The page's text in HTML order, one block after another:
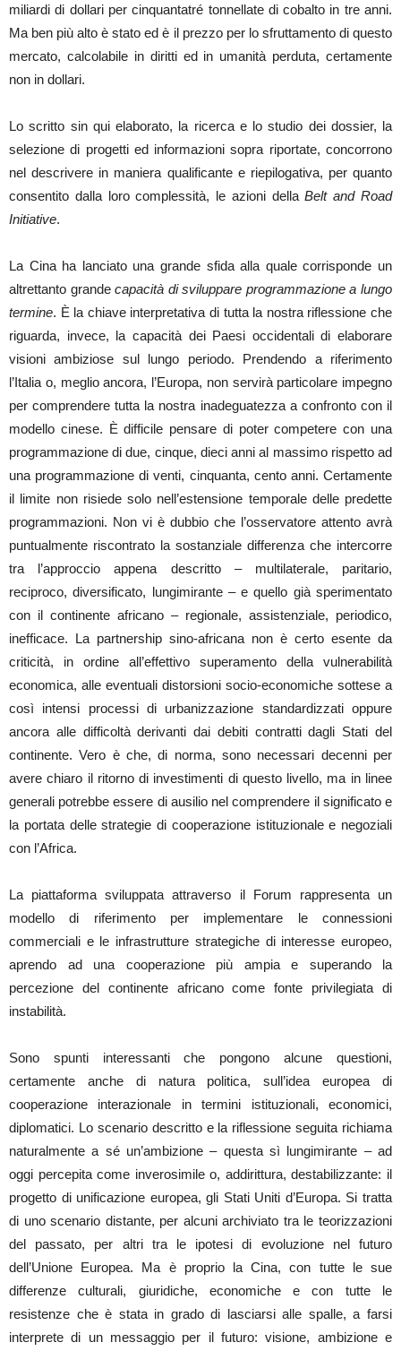
miliardi di dollari per cinquantatré tonnellate di cobalto in tre anni.
Ma ben più alto è stato ed è il prezzo per lo sfruttamento di questo
mercato, calcolabile in diritti ed in umanità perduta, certamente
non in dollari.
Lo scritto sin qui elaborato, la ricerca e lo studio dei dossier, la
selezione di progetti ed informazioni sopra riportate, concorrono
nel descrivere in maniera qualificante e riepilogativa, per quanto
consentito dalla loro complessità, le azioni dellaBelt and Road
Initiative.
La Cina ha lanciato una grande sfida alla quale corrisponde un
altrettanto grandecapacità di sviluppare programmazione a lungo
termine. È la chiave interpretativa di tutta la nostra riflessione che
riguarda, invece, la capacità dei Paesi occidentali di elaborare
visioni ambiziose sul lungo periodo. Prendendo a riferimento
l’Italia o, meglio ancora, l’Europa, non servirà particolare impegno
per comprendere tutta la nostra inadeguatezza a confronto con il
modello cinese. È difficile pensare di poter competere con una
programmazione di due, cinque, dieci anni al massimo rispetto ad
una programmazione di venti, cinquanta, cento anni. Certamente
il limite non risiede solo nell’estensione temporale delle predette
programmazioni. Non vi è dubbio che l’osservatore attento avrà
puntualmente riscontrato la sostanziale differenza che intercorre
tra l’approccio appena descritto – multilaterale, paritario,
reciproco, diversificato, lungimirante – e quello già sperimentato
con il continente africano – regionale, assistenziale, periodico,
inefficace. La partnership sino-africana non è certo esente da
criticità, in ordine all’effettivo superamento della vulnerabilità
economica, alle eventuali distorsioni socio-economiche sottese a
così intensi processi di urbanizzazione standardizzati oppure
ancora alle difficoltà derivanti dai debiti contratti dagli Stati del
continente. Vero è che, di norma, sono necessari decenni per
avere chiaro il ritorno di investimenti di questo livello, ma in linee
generali potrebbe essere di ausilio nel comprendere il significato e
la portata delle strategie di cooperazione istituzionale e negoziali
con l’Africa.
La piattaforma sviluppata attraverso il Forum rappresenta un
modello di riferimento per implementare le connessioni
commerciali e le infrastrutture strategiche di interesse europeo,
aprendo ad una cooperazione più ampia e superando la
percezione del continente africano come fonte privilegiata di
instabilità.
Sono spunti interessanti che pongono alcune questioni,
certamente anche di natura politica, sull’idea europea di
cooperazione interazionale in termini istituzionali, economici,
diplomatici. Lo scenario descritto e la riflessione seguita richiama
naturalmente a sé un’ambizione – questa sì lungimirante – ad
oggi percepita come inverosimile o, addirittura, destabilizzante: il
progetto di unificazione europea, gli Stati Uniti d’Europa. Si tratta
di uno scenario distante, per alcuni archiviato tra le teorizzazioni
del passato, per altri tra le ipotesi di evoluzione nel futuro
dell’Unione Europea. Ma è proprio la Cina, con tutte le sue
differenze culturali, giuridiche, economiche e con tutte le
resistenze che è stata in grado di lasciarsi alle spalle, a farsi
interprete di un messaggio per il futuro: visione, ambizione e